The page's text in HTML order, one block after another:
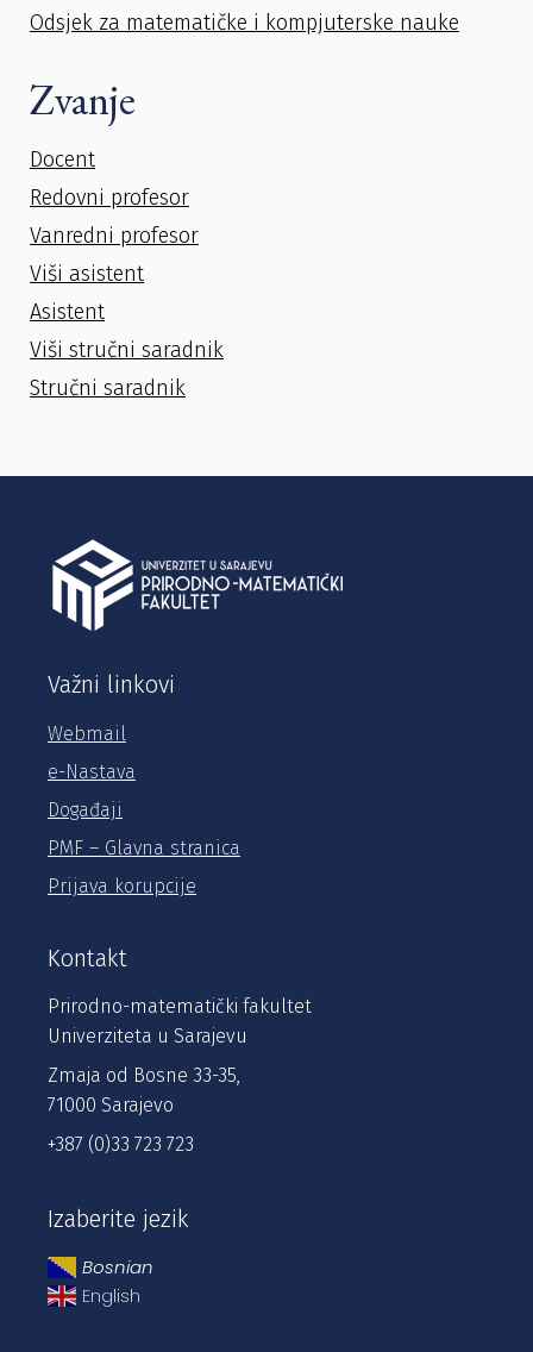
Odsjek za matematičke i kompjuterske nauke
Zvanje
Docent
Redovni profesor
Vanredni profesor
Viši asistent
Asistent
Viši stručni saradnik
Stručni saradnik
Važni linkovi
Webmail
e-Nastava
Događaji
PMF – Glavna stranica
Prijava korupcije
Kontakt
Prirodno-matematički fakultet
Univerziteta u Sarajevu
Zmaja od Bosne 33-35,
71000 Sarajevo
+387 (0)33 723 723
Izaberite jezik
Bosnian
English